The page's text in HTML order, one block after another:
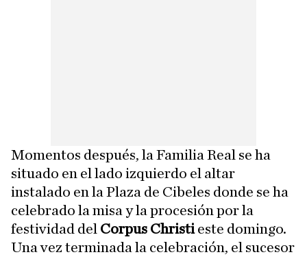
Momentos después, la Familia Real se ha
situado en el lado izquierdo el altar
instalado en la Plaza de Cibeles donde se ha
celebrado la misa y la procesión por la
festividad del Corpus Christieste domingo.
Una vez terminada la celebración, el sucesor